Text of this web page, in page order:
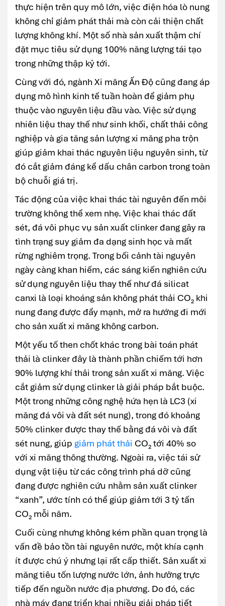
thực hiện trên quy mô lớn, việc điện hóa lò nung
không chỉ giảm phát thải mà còn cải thiện chất
lượng không khí. Một số nhà sản xuất thậm chí
đặt mục tiêu sử dụng 100% năng lượng tái tạo
trong những thập kỷ tới.
Cùng với đó, ngành Xi măng Ấn Độ cũng đang áp
dụng mô hình kinh tế tuần hoàn để giảm phụ
thuộc vào nguyên liệu đầu vào. Việc sử dụng
nhiên liệu thay thế như sinh khối, chất thải công
nghiệp và gia tăng sản lượng xi măng pha trộn
giúp giảm khai thác nguyên liệu nguyên sinh, từ
đó cắt giảm đáng kể dấu chân carbon trong toàn
bộ chuỗi giá trị.
Tác động của việc khai thác tài nguyên đến môi
trường không thể xem nhẹ. Việc khai thác đất
sét, đá vôi phục vụ sản xuất clinker đang gây ra
tình trạng suy giảm đa dạng sinh học và mất
rừng nghiêm trọng. Trong bối cảnh tài nguyên
ngày càng khan hiếm, các sáng kiến nghiên cứu
sử dụng nguyên liệu thay thế như đá silicat
canxi là loại khoáng sản không phát thải CO₂ khi
nung đang được đẩy mạnh, mở ra hướng đi mới
cho sản xuất xi măng không carbon.
Một yếu tố then chốt khác trong bài toán phát
thải là clinker đây là thành phần chiếm tới hơn
90% lượng khí thải trong sản xuất xi măng. Việc
cắt giảm sử dụng clinker là giải pháp bắt buộc.
Một trong những công nghệ hứa hẹn là LC3 (xi
măng đá vôi và đất sét nung), trong đó khoảng
50% clinker được thay thế bằng đá vôi và đất
sét nung, giúp giảm phát thải CO₂ tới 40% so
với xi măng thông thường. Ngoài ra, việc tái sử
dụng vật liệu từ các công trình phá dỡ cũng
đang được nghiên cứu nhằm sản xuất clinker
“xanh”, ước tính có thể giúp giảm tới 3 tỷ tấn
CO₂ mỗi năm.
Cuối cùng nhưng không kém phần quan trọng là
vấn đề bảo tồn tài nguyên nước, một khía cạnh
ít được chú ý nhưng lại rất cấp thiết. Sản xuất xi
măng tiêu tốn lượng nước lớn, ảnh hưởng trực
tiếp đến nguồn nước địa phương. Do đó, các
nhà máy đang triển khai nhiều giải pháp tiết